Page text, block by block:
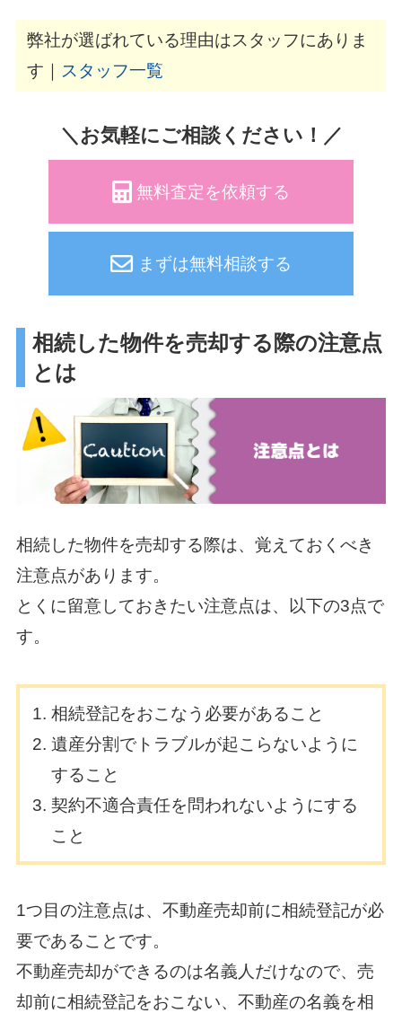
弊社が選ばれている理由はスタッフにありま
す｜ スタッフ一覧
＼お気軽にご相談ください！／
無料査定を依頼する
まずは無料相談する
相続した物件を売却する際の注意点
とは
相続した物件を売却する際は、覚えておくべき
注意点があります。
とくに留意しておきたい注意点は、以下の3点で
す。
相続登記をおこなう必要があること
遺産分割でトラブルが起こらないように
すること
契約不適合責任を問われないようにする
こと
1つ目の注意点は、不動産売却前に相続登記が必
要であることです。
不動産売却ができるのは名義人だけなので、売
却前に相続登記をおこない、不動産の名義を相